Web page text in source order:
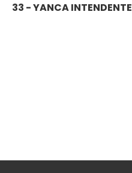
33 - YANCA INTENDENTE